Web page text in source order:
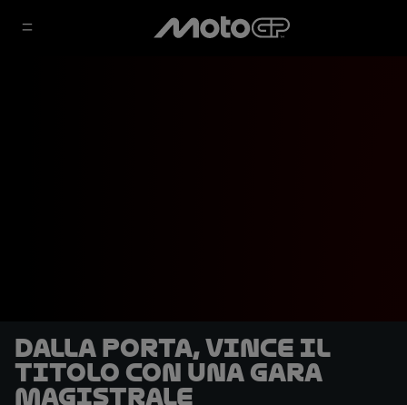
Dalla Porta, vince il
titolo con una gara
magistrale